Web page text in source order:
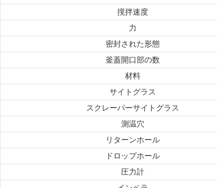
撹拌速度
力
密封された形態
釜蓋開口部の数
材料
サイトグラス
スクレーパーサイトグラス
測温穴
リターンホール
ドロップホール
圧力計